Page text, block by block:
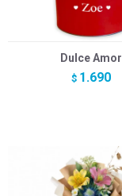
Dulce Amor
$ 1.690